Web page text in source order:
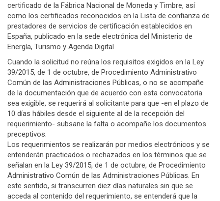
certificado de la Fábrica Nacional de Moneda y Timbre, así
como los certificados reconocidos en la Lista de confianza de
prestadores de servicios de certificación establecidos en
España, publicado en la sede electrónica del Ministerio de
Energía, Turismo y Agenda Digital
Cuando la solicitud no reúna los requisitos exigidos en la Ley
39/2015, de 1 de octubre, de Procedimiento Administrativo
Común de las Administraciones Públicas, o no se acompañe
de la documentación que de acuerdo con esta convocatoria
sea exigible, se requerirá al solicitante para que -en el plazo de
10 días hábiles desde el siguiente al de la recepción del
requerimiento- subsane la falta o acompañe los documentos
preceptivos.
Los requerimientos se realizarán por medios electrónicos y se
entenderán practicados o rechazados en los términos que se
señalan en la Ley 39/2015, de 1 de octubre, de Procedimiento
Administrativo Común de las Administraciones Públicas. En
este sentido, si transcurren diez días naturales sin que se
acceda al contenido del requerimiento, se entenderá que la